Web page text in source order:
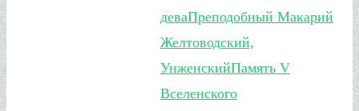
деваПреподобный Макарий
Желтоводский,
УнженскийПамять V
Вселенского